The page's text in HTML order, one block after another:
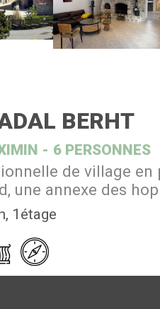
BERHT
6 PERSONNES
de village
une annexe des
1étage